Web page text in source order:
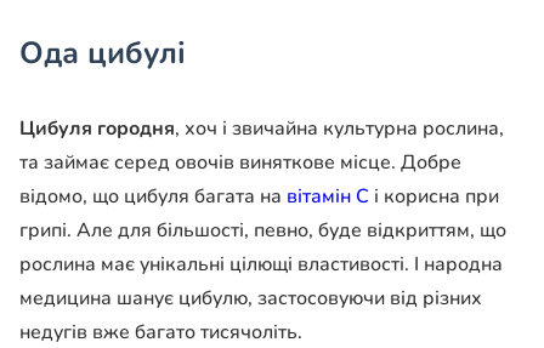
Ода цибулі
Цибуля городня, хоч і звичайна культурна рослина,
та займає серед овочів виняткове місце. Добре
відомо, що цибуля багата на вітамін С і корисна при
грипі. Але для більшості, певно, буде відкриттям, що
рослина має унікальні цілющі властивості. І народна
медицина шанує цибулю, застосовуючи від різних
недугів вже багато тисячоліть.